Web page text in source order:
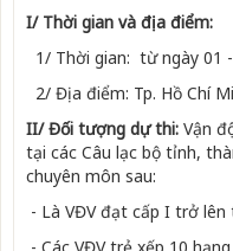
I/ Thời gian và địa điểm:
1/ Thời gian: từ ngày 01
2/ Địa điểm: Tp. Hồ Chí
II/ Đối tượng dự thi: Vận
tại các Câu lạc bộ tỉnh,
chuyên môn sau:
- Là VĐV đạt cấp I trở